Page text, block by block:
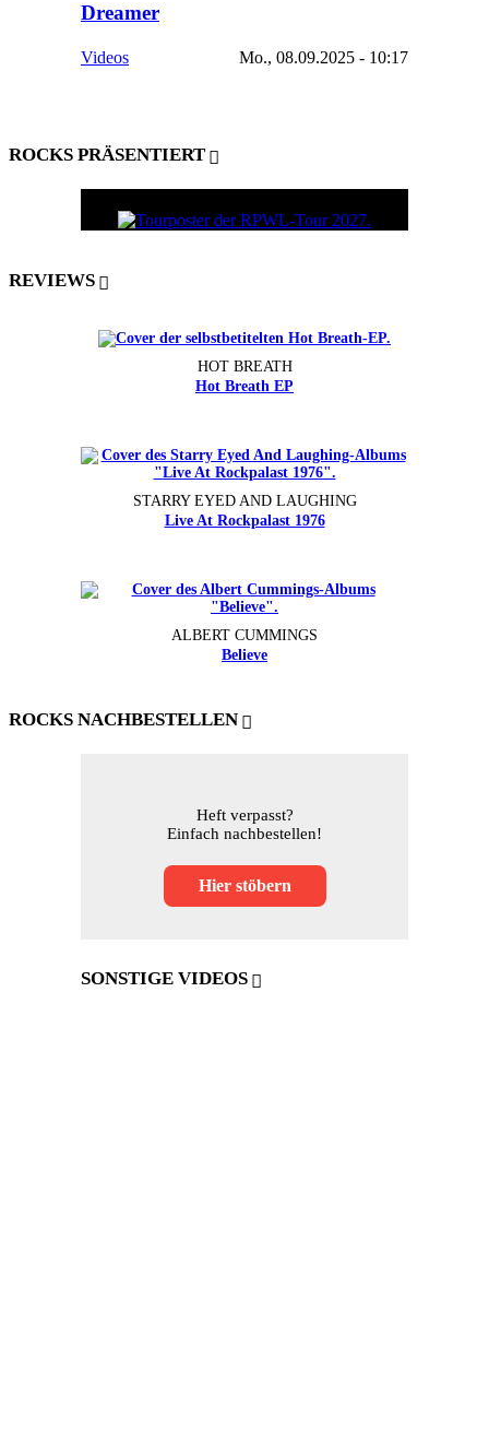
Dreamer
Videos Mo., 08.09.2025 - 10:17
ROCKS PRÄSENTIERT
REVIEWS
HOT BREATH
Hot Breath EP
STARRY EYED AND LAUGHING
Live At Rockpalast 1976
ALBERT CUMMINGS
Believe
ROCKS NACHBESTELLEN
Heft verpasst?
Einfach nachbestellen!
Hier stöbern
SONSTIGE VIDEOS